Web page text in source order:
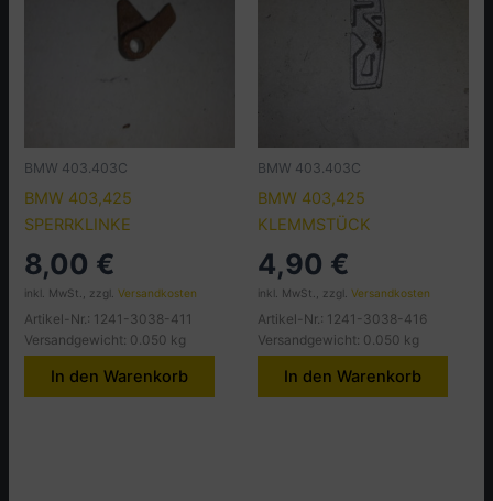
BMW 403.403C
BMW 403,425
SPERRKLINKE
8,00 €
inkl. MwSt., zzgl.Versandkosten
Artikel-Nr.: 1241-3038-411
Versandgewicht: 0.050 kg
In den Warenkorb
BMW 403.403C
BMW 403,425
KLEMMSTÜCK
4,90 €
inkl. MwSt., zzgl. Versandkosten
Artikel-Nr.: 1241-3038-416
Versandgewicht: 0.050 kg
In den Warenkorb